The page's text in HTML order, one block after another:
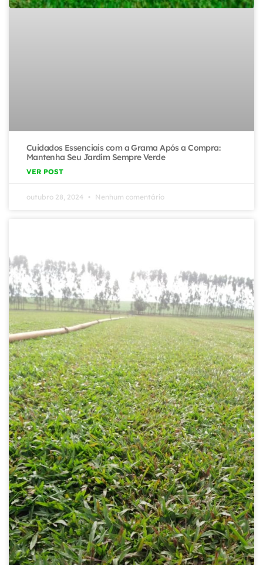
Cuidados Essenciais com a Grama Após a Compra:
Mantenha Seu Jardim Sempre Verde
VER POST
outubro 28, 2024 Nenhum comentário